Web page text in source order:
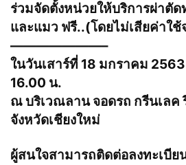
ร่วมจัดตั้งหน่วยให้บริการผ่าตั
และแมว ฟรี..(โดยไม่เสียค่าใช้
———————–
ในวันเสาร์ที่ 18 มกราคม
16.00 น.
ณ บริเวณลาน จอดรถ กรีนเลค
จังหวัดเชียงใหม่
ผู้สนใจสามารถติดต่อลงทะเบี